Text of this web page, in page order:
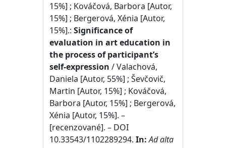
15%] ; Kováčová, Barbora [Autor,
15%] ; Bergerová, Xénia [Autor,
15%].: Significance of
evaluation in art education in
the process of participant’s
self-expression / Valachová,
Daniela [Autor, 55%] ; Ševčovič,
Martin [Autor, 15%] ; Kováčová,
Barbora [Autor, 15%] ; Bergerová,
Xénia [Autor, 15%]. –
[recenzované]. – DOI
10.33543/1102289294. In: Ad alta